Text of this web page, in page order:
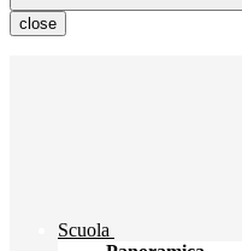
close
Scuola